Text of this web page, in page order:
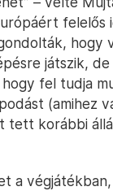
felelős
hogy
játszik,
fel tudja
(amihez
tett korábbi
a